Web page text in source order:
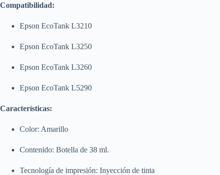
Compatibilidad:
Epson EcoTank L3210
Epson EcoTank L3250
Epson EcoTank L3260
Epson EcoTank L5290
Características:
Color: Amarillo
Contenido: Botella de 38 ml.
Tecnología de impresión: Inyección de tinta